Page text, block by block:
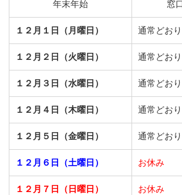
年末年始 窓
１２月１日（月曜日） 通常どおり
１２月２日（火曜日） 通常どおり
１２月３日（水曜日） 通常どおり
１２月４日（木曜日） 通常どおり
１２月５日（金曜日） 通常どおり
１２月６日（土曜日） お休み
１２月７日（日曜日） お休み